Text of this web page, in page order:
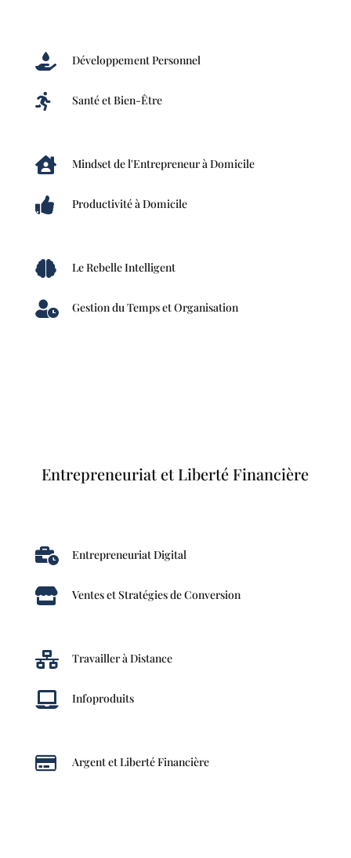
 Développement Personnel
 Santé et Bien-Être
 Mindset de l'Entrepreneur à Domicile
 Productivité à Domicile
 Le Rebelle Intelligent
 Gestion du Temps et Organisation
Entrepreneuriat et Liberté Financière
 Entrepreneuriat Digital
 Ventes et Stratégies de Conversion
 Travailler à Distance
 Infoproduits
 Argent et Liberté Financière